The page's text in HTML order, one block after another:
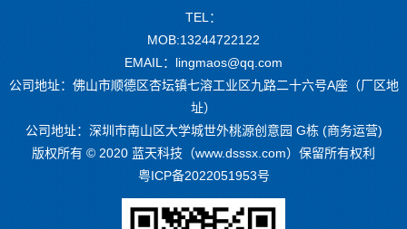
TEL：
MOB:13244722122
EMAIL：lingmaos@qq.com
公司地址：佛山市顺德区杏坛镇七溶工业区九路二十六号A座（厂区地
址）
公司地址：深圳市南山区大学城世外桃源创意园 G栋 (商务运营)
版权所有 © 2020 蓝天科技（www.dsssx.com）保留所有权利
粤ICP备2022051953号